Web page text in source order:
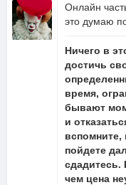
Онлайн
это думаю
Ничего в
достичь
время,
бывают
и
вспомните,
пойдете
сдадитесь.
чем цена